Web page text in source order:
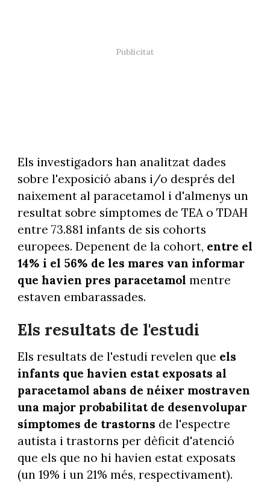
Els investigadors han analitzat dades
sobre l'exposició abans i/o després del
naixement al paracetamol i d'almenys un
resultat sobre símptomes de TEA o TDAH
entre 73.881 infants de sis cohorts
europees. Depenent de la cohort, entre el
14% i el 56% de les mares van informar
que havien pres paracetamol mentre
estaven embarassades.
Els resultats de l'estudi
Els resultats de l'estudi revelen que els
infants que havien estat exposats al
paracetamol abans de néixer mostraven
una major probabilitat de desenvolupar
símptomes de trastorns de l'espectre
autista i trastorns per dèficit d'atenció
que els que no hi havien estat exposats
(un 19% i un 21% més, respectivament).